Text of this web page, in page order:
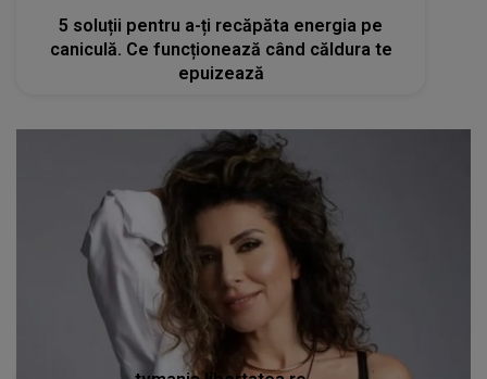
5 soluții pentru a-ți recăpăta energia pe
caniculă. Ce funcționează când căldura te
epuizează